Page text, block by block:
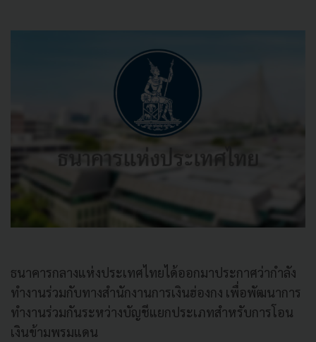
ธนาคารกลางแห่งประเทศไทยได้ออกมาประกาศว่ากำลัง
ทำงานร่วมกับทางสำนักงานการเงินฮ่องกง เพื่อพัฒนาการ
ทำงานร่วมกันระหว่างบัญชีแยกประเภทสำหรับการโอน
เงินข้ามพรมแดน